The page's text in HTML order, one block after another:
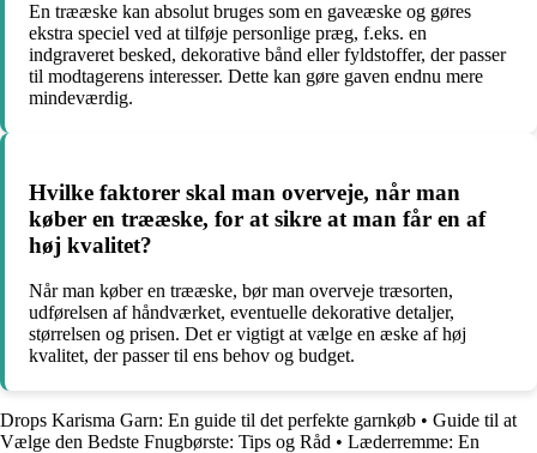
En trææske kan absolut bruges som en gaveæske og gøres
ekstra speciel ved at tilføje personlige præg, f.eks. en
indgraveret besked, dekorative bånd eller fyldstoffer, der passer
til modtagerens interesser. Dette kan gøre gaven endnu mere
mindeværdig.
Hvilke faktorer skal man overveje, når man
køber en trææske, for at sikre at man får en af
høj kvalitet?
Når man køber en trææske, bør man overveje træsorten,
udførelsen af håndværket, eventuelle dekorative detaljer,
størrelsen og prisen. Det er vigtigt at vælge en æske af høj
kvalitet, der passer til ens behov og budget.
Drops Karisma Garn: En guide til det perfekte garnkøb • Guide til at
Vælge den Bedste Fnugbørste: Tips og Råd • Læderremme: En